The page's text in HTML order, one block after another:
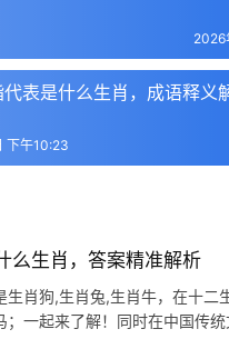
2026
代表是什么生肖，成语释义
下午10:23
么生肖，答案精准解析
生肖狗,生肖兔,生肖牛，在十二
；一起来了解！同时在中国传统